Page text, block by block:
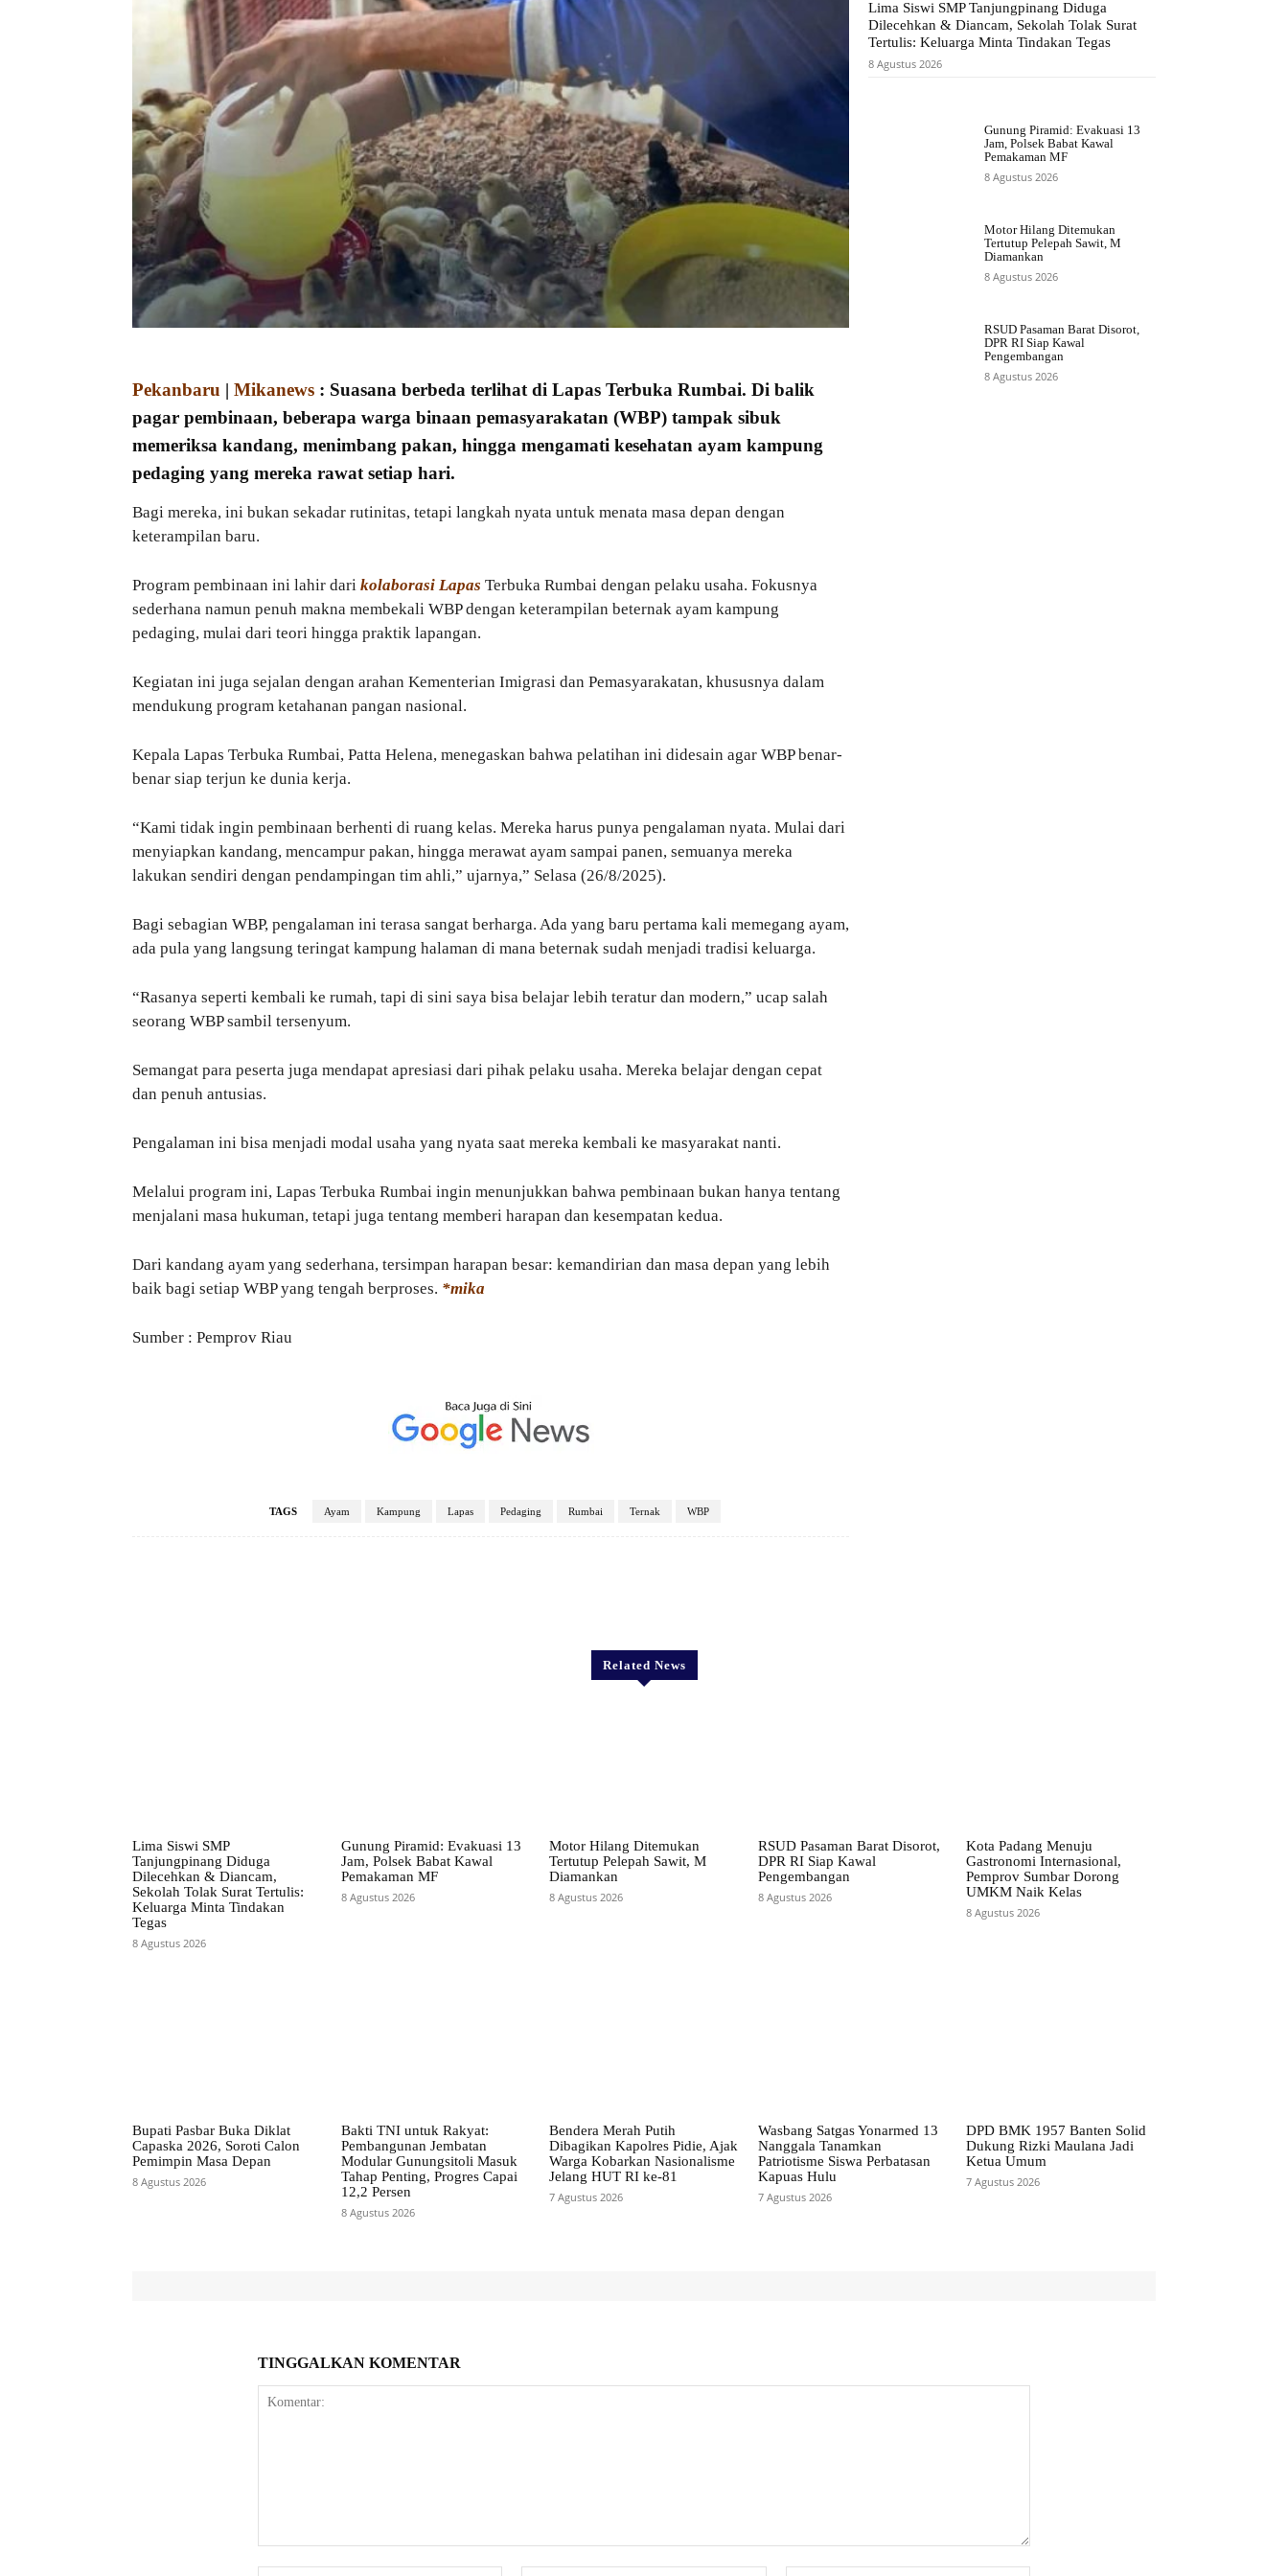
Pekanbaru | Mikanews : Suasana berbeda terlihat di Lapas Terbuka Rumbai. Di balik
pagar pembinaan, beberapa warga binaan pemasyarakatan (WBP) tampak sibuk
memeriksa kandang, menimbang pakan, hingga mengamati kesehatan ayam kampung
pedaging yang mereka rawat setiap hari.
Bagi mereka, ini bukan sekadar rutinitas, tetapi langkah nyata untuk menata masa depan dengan
keterampilan baru.
Program pembinaan ini lahir dari kolaborasi Lapas Terbuka Rumbai dengan pelaku usaha. Fokusnya
sederhana namun penuh makna membekali WBP dengan keterampilan beternak ayam kampung
pedaging, mulai dari teori hingga praktik lapangan.
Kegiatan ini juga sejalan dengan arahan Kementerian Imigrasi dan Pemasyarakatan, khususnya dalam
mendukung program ketahanan pangan nasional.
Kepala Lapas Terbuka Rumbai, Patta Helena, menegaskan bahwa pelatihan ini didesain agar WBP benar-
benar siap terjun ke dunia kerja.
“Kami tidak ingin pembinaan berhenti di ruang kelas. Mereka harus punya pengalaman nyata. Mulai dari
menyiapkan kandang, mencampur pakan, hingga merawat ayam sampai panen, semuanya mereka
lakukan sendiri dengan pendampingan tim ahli,” ujarnya,” Selasa (26/8/2025).
Bagi sebagian WBP, pengalaman ini terasa sangat berharga. Ada yang baru pertama kali memegang ayam,
ada pula yang langsung teringat kampung halaman di mana beternak sudah menjadi tradisi keluarga.
“Rasanya seperti kembali ke rumah, tapi di sini saya bisa belajar lebih teratur dan modern,” ucap salah
seorang WBP sambil tersenyum.
Semangat para peserta juga mendapat apresiasi dari pihak pelaku usaha. Mereka belajar dengan cepat
dan penuh antusias.
Pengalaman ini bisa menjadi modal usaha yang nyata saat mereka kembali ke masyarakat nanti.
Melalui program ini, Lapas Terbuka Rumbai ingin menunjukkan bahwa pembinaan bukan hanya tentang
menjalani masa hukuman, tetapi juga tentang memberi harapan dan kesempatan kedua.
Dari kandang ayam yang sederhana, tersimpan harapan besar: kemandirian dan masa depan yang lebih
baik bagi setiap WBP yang tengah berproses. *mika
Sumber : Pemprov Riau
TAGS Ayam Kampung Lapas Pedaging Rumbai Ternak WBP
Lima Siswi SMP Tanjungpinang Diduga
Dilecehkan & Diancam, Sekolah Tolak Surat
Tertulis: Keluarga Minta Tindakan Tegas
8 Agustus 2026
Gunung Piramid: Evakuasi 13
Jam, Polsek Babat Kawal
Pemakaman MF
8 Agustus 2026
Motor Hilang Ditemukan
Tertutup Pelepah Sawit, M
Diamankan
8 Agustus 2026
RSUD Pasaman Barat Disorot,
DPR RI Siap Kawal
Pengembangan
8 Agustus 2026
Related News
Lima Siswi SMP
Tanjungpinang Diduga
Dilecehkan & Diancam,
Sekolah Tolak Surat Tertulis:
Keluarga Minta Tindakan
Tegas
8 Agustus 2026
Gunung Piramid: Evakuasi 13
Jam, Polsek Babat Kawal
Pemakaman MF
8 Agustus 2026
Motor Hilang Ditemukan
Tertutup Pelepah Sawit, M
Diamankan
8 Agustus 2026
RSUD Pasaman Barat Disorot,
DPR RI Siap Kawal
Pengembangan
8 Agustus 2026
Kota Padang Menuju
Gastronomi Internasional,
Pemprov Sumbar Dorong
UMKM Naik Kelas
8 Agustus 2026
Bupati Pasbar Buka Diklat
Capaska 2026, Soroti Calon
Pemimpin Masa Depan
8 Agustus 2026
Bakti TNI untuk Rakyat:
Pembangunan Jembatan
Modular Gunungsitoli Masuk
Tahap Penting, Progres Capai
12,2 Persen
8 Agustus 2026
Bendera Merah Putih
Dibagikan Kapolres Pidie, Ajak
Warga Kobarkan Nasionalisme
Jelang HUT RI ke-81
7 Agustus 2026
Wasbang Satgas Yonarmed 13
Nanggala Tanamkan
Patriotisme Siswa Perbatasan
Kapuas Hulu
7 Agustus 2026
DPD BMK 1957 Banten Solid
Dukung Rizki Maulana Jadi
Ketua Umum
7 Agustus 2026
TINGGALKAN KOMENTAR